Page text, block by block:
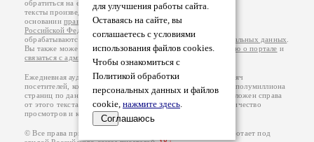
для улучшения работы сайта.
Оставаясь на сайте, вы
соглашаетесь с условиями
использования файлов cookies.
Чтобы ознакомиться с
Политикой обработки
персональных данных и файлов
cookie, нажмите здесь.
Соглашаюсь
обратиться на его авторской странице. Ответственность за
тексты произведений авторы несут самостоятельно на
основанииправил публикацииизаконодательства
Российской Федерации
обрабатываются на основанииПолитики обработки персональных данных
Вы также можете посмотреть более подробнуюинформацию о портале и
связаться с администрацией
Ежедневная аудитория портала Проза.ру – порядка 100 тысяч
посетителей, которые в общей сумме просматривают более полумиллиона
страниц по данным счетчика посещаемости, который расположен справа
от этого текста. В каждой графе указано по две цифры: количество
просмотров и количество посетителей.
© Все права принадлежат авторам, 2000-2026. Портал работает под